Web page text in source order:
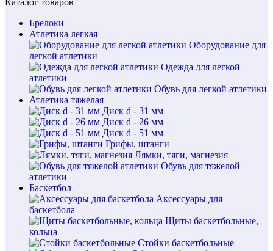
Каталог товаров
Брелоки
Атлетика легкая
Оборудование для
легкой атлетики
Одежда для легкой
атлетики
Обувь для легкой атлетики
Атлетика тяжелая
Диск d - 31 мм
Диск d - 26 мм
Диск d - 51 мм
Грифы, штанги
Лямки, тяги, магнезия
Обувь для тяжелой
атлетики
Баскетбол
Аксессуары для
баскетбола
Щиты баскетбольные,
кольца
Стойки баскетбольные